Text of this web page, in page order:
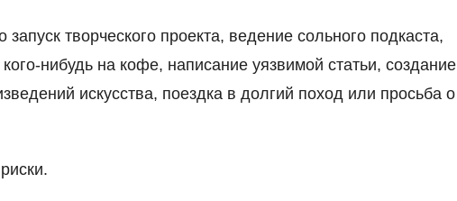
запуск творческого проекта, ведение сольного подкаста,
нибудь на кофе, написание уязвимой статьи, создание
искусства, поездка в долгий поход или просьба о